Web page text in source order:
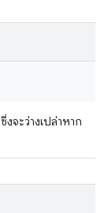
จะว่างเปล่าหาก